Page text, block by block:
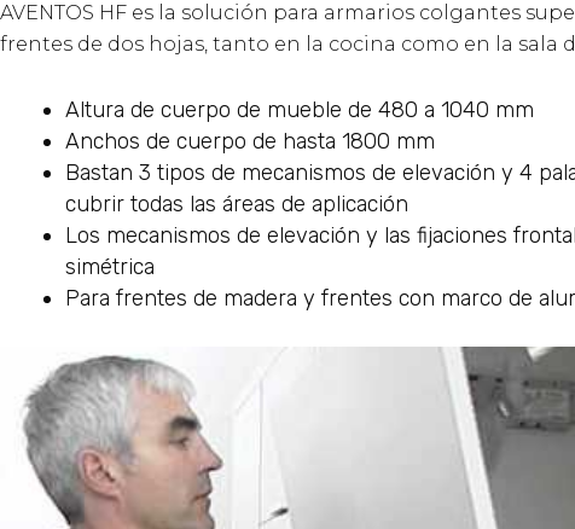
AVENTOS HF es la solución para armarios colgantes
frentes de dos hojas, tanto en la cocina como en la sala
Altura de cuerpo de mueble de 480 a 1040 mm
Anchos de cuerpo de hasta 1800 mm
Bastan 3 tipos de mecanismos de elevación y 4
cubrir todas las áreas de aplicación
Los mecanismos de elevación y las fijaciones
simétrica
Para frentes de madera y frentes con marco de